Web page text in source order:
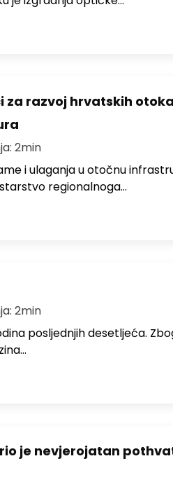
razvoj hrvatskih
2min
i ulaganja u otočnu
regionalnoga…
2min
posljednjih desetljeća.
je nevjerojatan